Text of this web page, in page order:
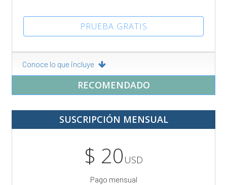
PRUEBA GRATIS
Conoce lo que incluye
RECOMENDADO
SUSCRIPCIÓN MENSUAL
$ 20 USD
Pago mensual